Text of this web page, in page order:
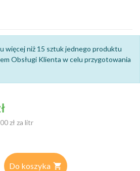
więcej niż 15 sztuk jednego produktu
Obsługi Klienta w celu przygotowania
zł za litr
Do koszyka 